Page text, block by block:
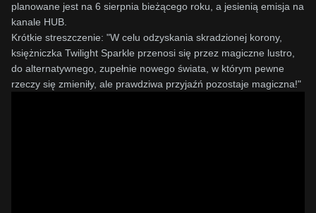
planowane jest na 6 sierpnia bieżącego roku, a jesienią emisja na
kanale HUB.
Krótkie streszczenie: "W celu odzyskania skradzionej korony,
księżniczka Twilight Sparkle przenosi się przez magiczne lustro,
do alternatywnego, zupełnie nowego świata, w którym pewne
rzeczy się zmieniły, ale prawdziwa przyjaźń pozostaje magiczna!"